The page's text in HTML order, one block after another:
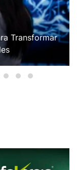
Transformar